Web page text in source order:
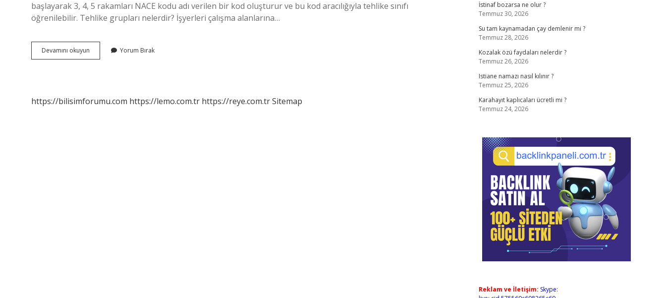
başlayarak 3, 4, 5 rakamları NACE kodu adı verilen bir kod oluşturur ve bu kod aracılığıyla tehlike sınıfı
öğrenilebilir. Tehlike grupları nelerdir? İşyerleri çalışma alanlarına…
Devamını okuyun Eczanelerin
Tehlike
Yorum Bırak
https://bilisimforumu.com https://lemo.com.tr https://reye.com.trSitemap
İstinaf bozarsa ne olur ?
Temmuz 30, 2026
Su tam kaynamadan çay demlenir mi ?
Temmuz 28, 2026
Kozalak özü faydaları nelerdir ?
Temmuz 26, 2026
Istiane namazı nasıl kılınır ?
Temmuz 25, 2026
Karahayıt kaplıcaları ücretli mi ?
Temmuz 24, 2026
Reklam ve İletişim: Skype: